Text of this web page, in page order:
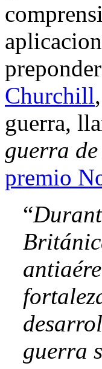
Churchill
guerra,
guerra
premio
“
guerra